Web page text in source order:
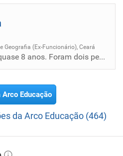
empresa de educação listada
Bolsa de Valores dos
como Amazon, Apple,
mais de 2,2 milhões de
educacionais · Contamos
atendem, do ensino
os Estados brasileiros. E
Geografia (Ex-Funcionário), Ceará
Empresa que trabalhei quase 8 anos. Foram dois períodos de trabalho. Colegas de trabalho maravilhosa. Escola muito organ...
Educação
da Arco Educação (464)